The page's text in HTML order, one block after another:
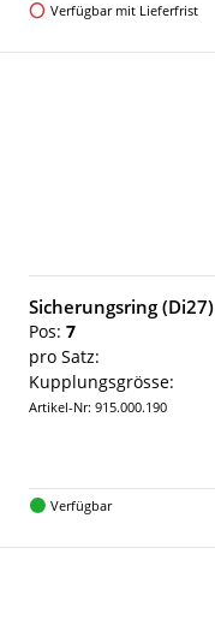
Verfügbar mit Lieferfrist
Sicherungsring (Di27)
Pos: 7
pro Satz:
Kupplungsgrösse:
Artikel-Nr: 915.000.190
Verfügbar